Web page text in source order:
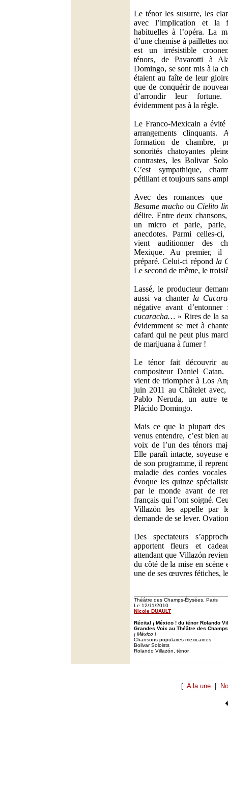
Le ténor les susurre, les
avec l’implication et la
habituelles à l’opéra. La
d’une chemise à paillettes
est un irrésistible
ténors, de Pavarotti à
Domingo, se sont mis à la
étaient au faîte de leur
que de conquérir de
d’arrondir leur fortune.
évidemment pas à la règle.
Le Franco-Mexicain a
arrangements clinquants.
formation de chambre,
sonorités chatoyantes
contrastes, les Bolivar
C’est sympathique,
pétillant et toujours sans
Avec des romances que
Besame muchoou Cielito
délire. Entre deux
un micro et parle,
anecdotes. Parmi celles-
vient auditionner des
Mexique. Au premier, il
préparé. Celui-ci répond la
Le second de même, le
Lassé, le producteur
aussi va chanter la
négative avant
cucaracha… » Rires de la
évidemment se met à
cafard qui ne peut plus
de marijuana à fumer !
Le ténor fait découvrir
compositeur Daniel
vient de triompher à Los
juin 2011 au Châtelet
Pablo Neruda, un autre
Plácido Domingo.
Mais ce que la plupart
venus entendre, c’est bien
voix de l’un des ténors
Elle paraît intacte, soyeuse
de son programme, il
maladie des cordes
évoque les quinze
par le monde avant de
français qui l’ont soigné.
Villazón les appelle par
demande de se lever.
Des spectateurs
apportent fleurs et
attendant que Villazón
du côté de la mise en
une de ses œuvres fétiches,
Théâtre des Champs-Élysées, Paris
Le 12/11/2010
Nicole DUAULT
Récital ¡ México ! du ténor Rolando
Grandes Voix au Théâtre des
¡ México !
Chansons populaires mexicaines
Bolivar Soloists
Rolando Villazón, ténor
[ A la une|